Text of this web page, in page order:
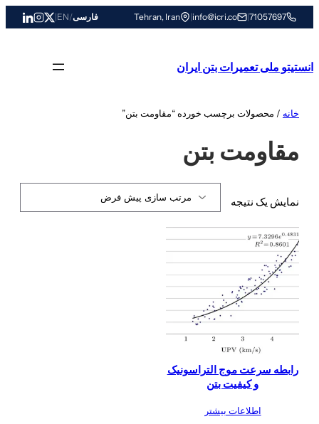
به
71057697
|
info@icri.co
|
Tehran, Iran فارسی/
EN
|
انستیتو ملی تعمیرات بتن ایران
خانه / محصولات برچسب خورده “مقاومت بتن”
مقاومت بتن
نمایش یک نتیجه
رابطه سرعت موج التراسونیک
و کیفیت بتن
اطلاعات بیشتر